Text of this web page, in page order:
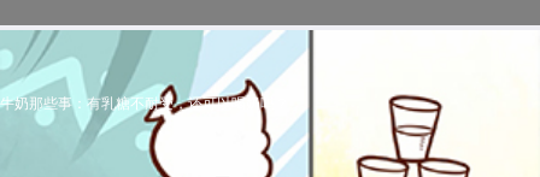
牛奶那些事：有乳糖不耐受，还可以喝奶吗？